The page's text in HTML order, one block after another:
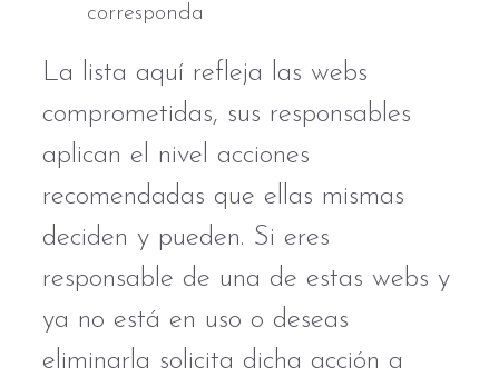
corresponda
La lista aquí refleja las webs
comprometidas, sus responsables
aplican el nivel acciones
recomendadas que ellas mismas
deciden y pueden. Si eres
responsable de una de estas webs y
ya no está en uso o deseas
eliminarla solicita dicha acción a